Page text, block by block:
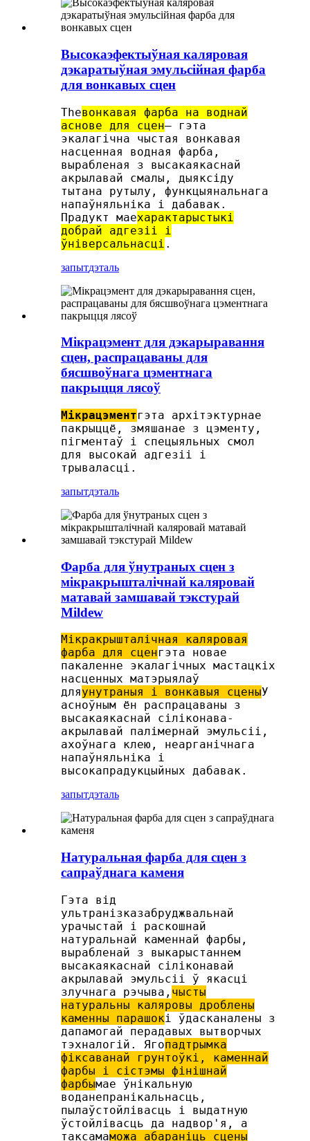
Высокаэфектыўная каляровая
дэкаратыўная эмульсійная фарба
для вонкавых сцен
Theвонкавая фарба на воднай
аснове для сцен— гэта
экалагічна чыстая вонкавая
насценная водная фарба,
вырабленая з высакаякаснай
акрылавай смалы, дыяксіду
тытана рутылу, функцыянальнага
напаўняльніка і дабавак.
Прадукт маехарактарыстыкі
добрай адгезіі і
ўніверсальнасці .
запытдэталь
Мікрацэмент для дэкарыравання
сцен, распрацаваны для
бясшвоўнага цэментнага
пакрыцця лясоў
Мікрацэментгэта архітэктурнае
пакрыццё, змяшанае з цэменту,
пігментаў і спецыяльных смол
для высокай адгезіі і
трываласці.
запытдэталь
Фарба для ўнутраных сцен з
мікракрышталічнай каляровай
матавай замшавай тэкстурай
Mildew
Мікракрышталічная каляровая
фарба для сценгэта новае
пакаленне экалагічных мастацкіх
насценных матэрыялаў
дляунутраныя і вонкавыя сценыУ
асноўным ён распрацаваны з
высакаякаснай сіліконава-
акрылавай палімернай эмульсіі,
ахоўнага клею, неарганічнага
напаўняльніка і
высокапрадукцыйных дабавак.
запытдэталь
Натуральная фарба для сцен з
сапраўднага каменя
Гэта від
ультранізказабруджвальнай
урачыстай і раскошнай
натуральнай каменнай фарбы,
вырабленай з выкарыстаннем
высакаякаснай сіліконавай
акрылавай эмульсіі ў якасці
злучнага рэчыва, чысты
натуральны каляровы дроблены
каменны парашокі ўдасканалены з
дапамогай перадавых вытворчых
тэхналогій. Ягопадтрымка
фіксаванай грунтоўкі, каменнай
фарбы і сістэмы фінішнай
фарбымае ўнікальную
воданепранікальнасць,
пылаўстойлівасць і выдатную
ўстойлівасць да надвор'я, а
таксамаможа абараніць сцены